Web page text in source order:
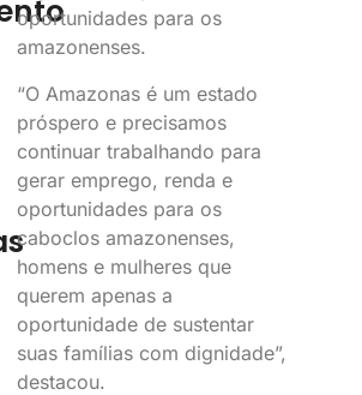
oportunidades para os
amazonenses.
“O Amazonas é um estado
próspero e precisamos
continuar trabalhando para
gerar emprego, renda e
oportunidades para os
caboclos amazonenses,
homens e mulheres que
querem apenas a
oportunidade de sustentar
suas famílias com dignidade”,
destacou.